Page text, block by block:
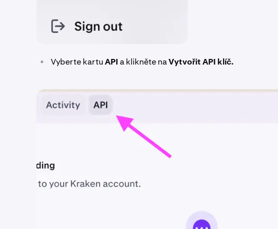
• Vyberte kartuAPIa klikněte naVytvořit API klíč.